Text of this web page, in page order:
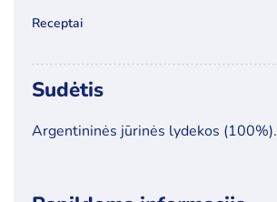
Receptai
Sudėtis
Argentininės jūrinės lydekos (100%).